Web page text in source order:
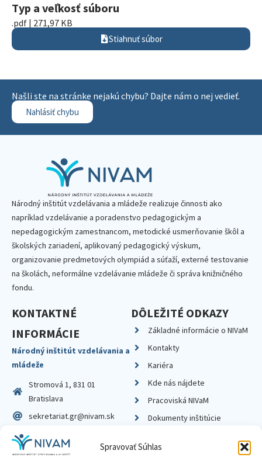
Spravovať Súhlas
Typ a veľkosť súboru
.pdf | 271,97 KB
Stiahnuť súbor
Našli ste na stránke nejakú chybu? Dajte nám o nej vedieť.
Nahlásiť chybu
Národný inštitút vzdelávania a mládeže realizuje činnosti ako
napríklad vzdelávanie a poradenstvo pedagogickým a
nepedagogickým zamestnancom, metodické usmerňovanie škôl a
školských zariadení, aplikovaný pedagogický výskum,
organizovanie predmetových olympiád a súťaží, externé testovanie
na školách, neformálne vzdelávanie mládeže či správa knižničného
fondu.
KONTAKTNÉ
INFORMÁCIE
Národný inštitút vzdelávania a
mládeže
Stromová 1, 831 01
Bratislava
sekretariat.gr@nivam.sk
IČO: 00164348
DIČ: 2020798714
DÔLEŽITÉ ODKAZY
Základné informácie o NIVaM
Kontakty
Kariéra
Kde nás nájdete
Pracoviská NIVaM
Dokumenty inštitúcie